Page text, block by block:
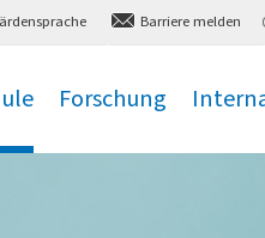
, Barriere melden
Forschung